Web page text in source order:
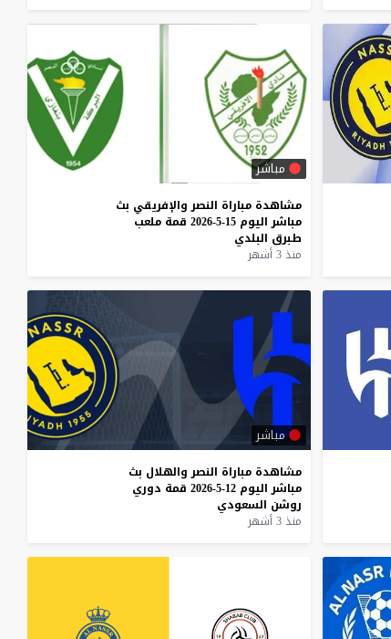
مباشر
مشاهدة مباراة النصر والإفريقي بث
مباشر اليوم 15-5-2026 قمة ملعب
طبرق البلدي
منذ 3 أشهر
مباشر
مشاهدة مباراة النصر والهلال بث
مباشر اليوم 12-5-2026 قمة دوري
روشن السعودي
منذ 3 أشهر